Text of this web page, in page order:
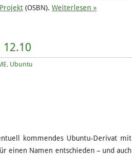
(OSBN). Weiterlesen »
, Ubuntu
kommendes Ubuntu-Derivat mit
einen Namen entschieden – und auch